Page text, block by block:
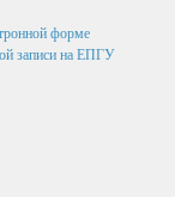
форме
записи на ЕПГУ